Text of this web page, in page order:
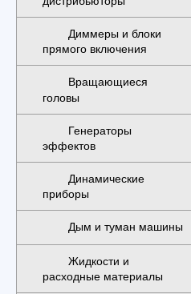
Диммеры и блоки
прямого включения
Вращающиеся
головы
Генераторы
эффектов
Динамические
приборы
Дым и туман машины
Жидкости и
расходные материалы